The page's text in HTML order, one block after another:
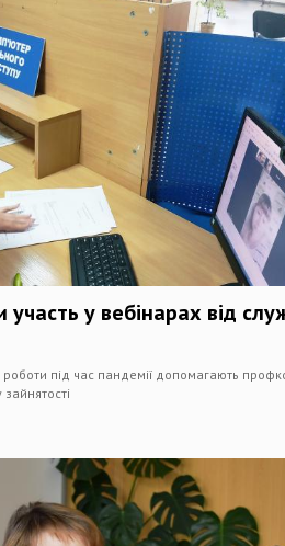
у вебінарах від
під час пандемії допомагають